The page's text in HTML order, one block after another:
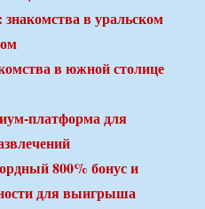
в уральском
в южной столице
платформа для
800% бонус и
для выигрыша